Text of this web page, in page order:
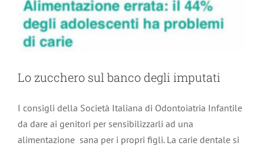
Lo zucchero sul banco degli imputati
I consigli della Società Italiana di Odontoiatria Infantile
da dare ai genitori per sensibilizzarli ad una
alimentazione sana per i propri figli. La carie dentale si